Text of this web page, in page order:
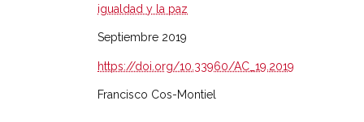
igualdad y la paz
Septiembre 2019
https://doi.org/10.33960/AC_19.2019
Francisco Cos-Montiel